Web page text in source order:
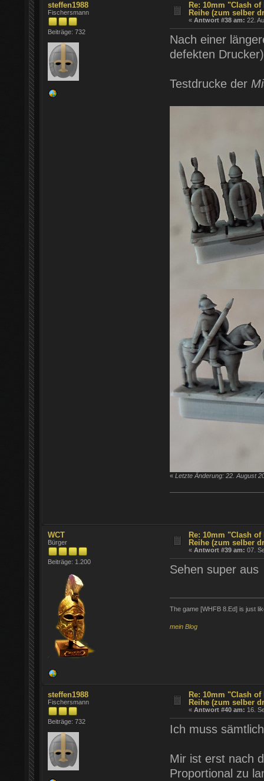
steffen1988
Fischersmann
Beiträge: 732
Re: 10mm "Clash
Reihe (zum selber
«Antwort #38 am: 22.
Nach einer
defekten
Testdrucke der
« Letzte Änderung: 22. August
WCT
Bürger
Beiträge: 1.200
Re: 10mm "Clash
Reihe (zum selber
«Antwort #39 am: 07.
Sehen super aus
The game [WHFB 8.Ed] is just
mein Blog
steffen1988
Fischersmann
Beiträge: 732
Re: 10mm "Clash
Reihe (zum selber
«Antwort #40 am: 16.
Ich muss
Mir ist erst nach
Proportional zu